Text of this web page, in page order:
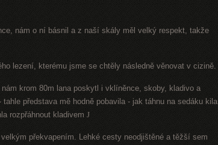
nám o ní básnil a z naší skály měl velký respekt, takže
lezení, kterému jsme se chtěly následně věnovat v cizině.
krom 80m lana poskytl i vklíněnce, skoby, kladivo a
představa mě hodně pobavila - jak táhnu na sedáku kila
rozpřáhnout kladivem J
překvapením. Lehké cesty neodjištěné a těžší sem